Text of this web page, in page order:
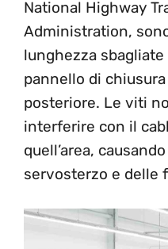
National Highway
Administration,
lunghezza
pannello di
posteriore. Le viti
interferire con il
quell’area,
servosterzo e delle